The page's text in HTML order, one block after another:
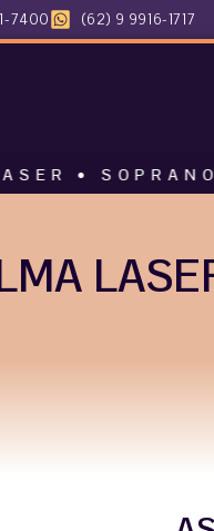
7400 (62) 9 9916-1717